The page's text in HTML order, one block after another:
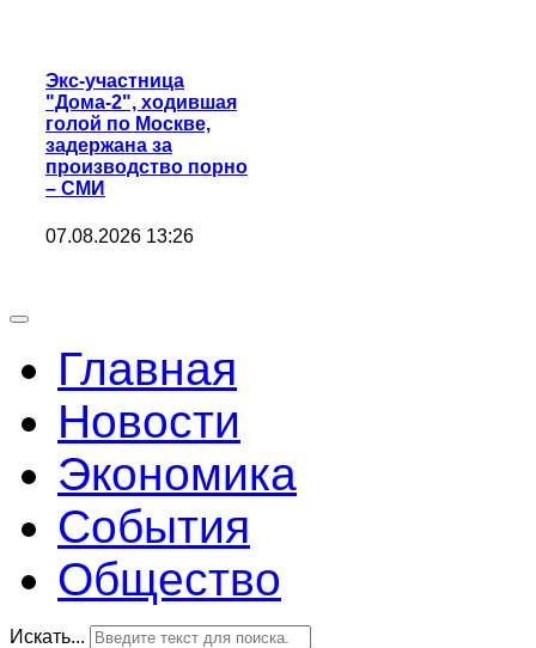
Экс-участница
"Дома-2", ходившая
голой по Москве,
задержана за
производство порно
– СМИ
07.08.2026 13:26
Главная
Новости
Экономика
События
Общество
Искать...